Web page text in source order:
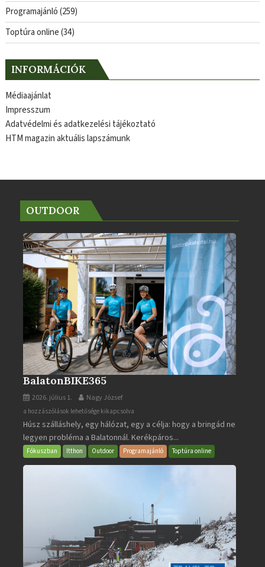
Programajánló(259)
Toptúra online(34)
INFORMÁCIÓK
Médiaajánlat
Impresszum
Adatvédelmi és adatkezelési tájékoztató
HTM magazin aktuális lapszámunk
OUTDOOR
BalatonBIKE365
2026. július 1. Nagy József
BalatonBIKE365
bejegyzéshez
a hozzászólások lehetősége kikapcsolva
Húsz szálláshely, egy hálózat, egy a célja: hogy a bringád ne
legyen probléma a Balatonnál. Kerékpáros...
Fókuszban Itthon Outdoor Programajánló Toptúra online